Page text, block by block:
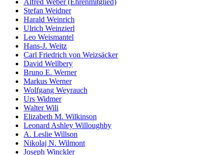
Stefan Weidner
Harald Weinrich
Ulrich Weinzierl
Leo Weismantel
Hans-J. Weitz
Carl Friedrich von Weizsäcker
David Wellbery
Bruno E. Werner
Markus Werner
Wolfgang Weyrauch
Urs Widmer
Walter Wili
Elizabeth M. Wilkinson
Leonard Ashley Willoughby
A. Leslie Willson
Nikolaj N. Wilmont
Joseph Winckler